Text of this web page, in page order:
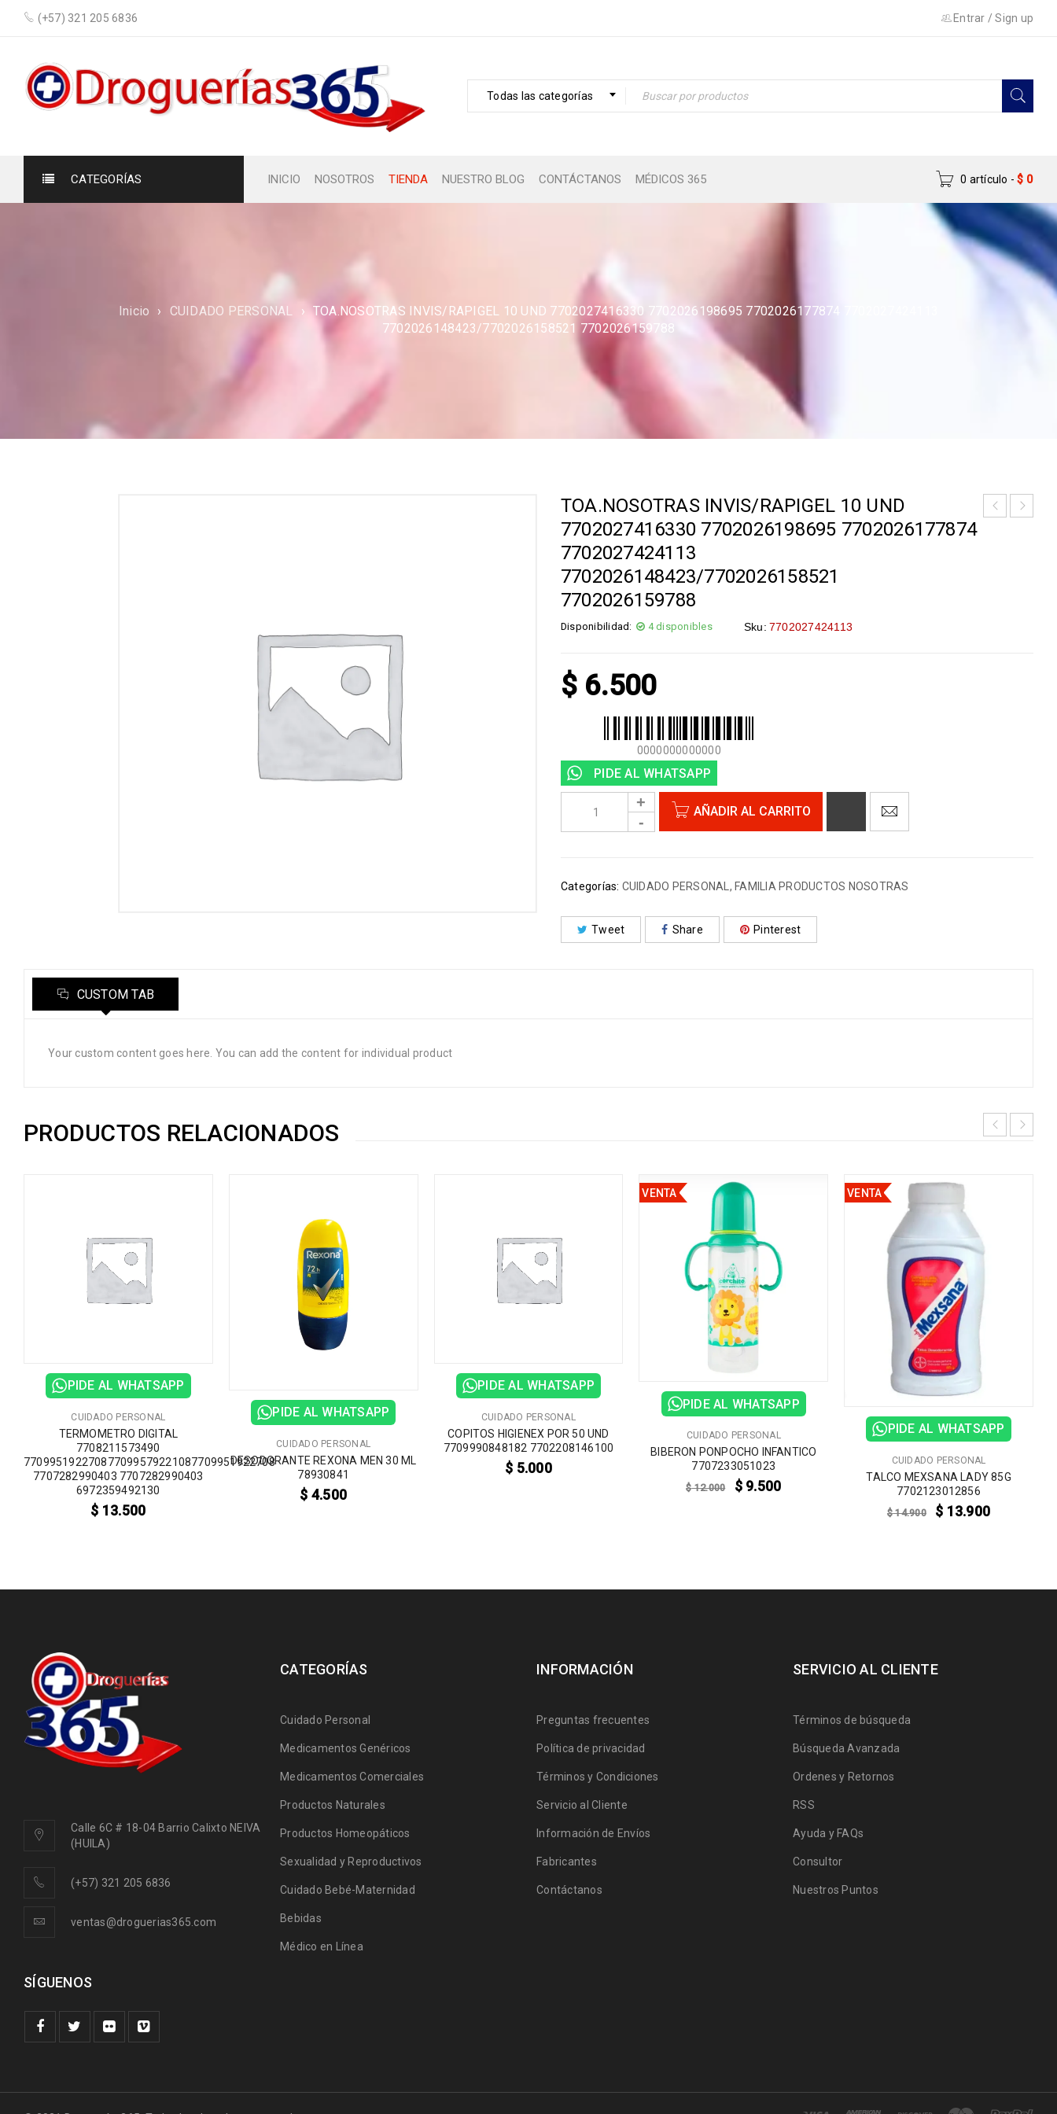
(+57) 321 205 6836 Entrar /Sign up
Todas las categorías
CATEGORÍAS INICIO NOSOTROS TIENDA NUESTRO BLOG CONTÁCTANOS MÉDICOS 365 0 artículo - $ 0
Inicio › CUIDADO PERSONAL › TOA.NOSOTRAS INVIS/RAPIGEL 10 UND 7702027416330 7702026198695 7702026177874 7702027424113
7702026148423/7702026158521 7702026159788
TOA.NOSOTRAS INVIS/RAPIGEL 10 UND
7702027416330 7702026198695 7702026177874
7702027424113
7702026148423/7702026158521
7702026159788
Disponibilidad: 4 disponibles Sku: 7702027424113
$ 6.500
0000000000000
PIDE AL WHATSAPP
AÑADIR AL CARRITO
Categorías: CUIDADO PERSONAL , FAMILIA PRODUCTOS NOSOTRAS
Tweet Share Pinterest
CUSTOM TAB
Your custom content goes here. You can add the content for individual product
PRODUCTOS RELACIONADOS
PIDE AL WHATSAPP
CUIDADO PERSONAL
TERMOMETRO DIGITAL
7708211573490
770995192270877099579221087709951922708
7707282990403 7707282990403
6972359492130
$ 13.500
PIDE AL WHATSAPP
CUIDADO PERSONAL
DESODORANTE REXONA MEN 30 ML
78930841
$ 4.500
PIDE AL WHATSAPP
CUIDADO PERSONAL
COPITOS HIGIENEX POR 50 UND
7709990848182 7702208146100
$ 5.000
VENTA
PIDE AL WHATSAPP
CUIDADO PERSONAL
BIBERON PONPOCHO INFANTICO
7707233051023
$12.000 $9.500
VENTA
PIDE AL WHATSAPP
CUIDADO PERSONAL
TALCO MEXSANA LADY 85G
7702123012856
$14.900 $ 13.900
Calle 6C # 18-04 Barrio Calixto NEIVA
(HUILA)
(+57) 321 205 6836
ventas@droguerias365.com
SÍGUENOS
CATEGORÍAS
Cuidado Personal
Medicamentos Genéricos
Medicamentos Comerciales
Productos Naturales
Productos Homeopáticos
Sexualidad y Reproductivos
Cuidado Bebé-Maternidad
Bebidas
Médico en Línea
INFORMACIÓN
Preguntas frecuentes
Política de privacidad
Términos y Condiciones
Servicio al Cliente
Información de Envíos
Fabricantes
Contáctanos
SERVICIO AL CLIENTE
Términos de búsqueda
Búsqueda Avanzada
Ordenes y Retornos
RSS
Ayuda y FAQs
Consultor
Nuestros Puntos